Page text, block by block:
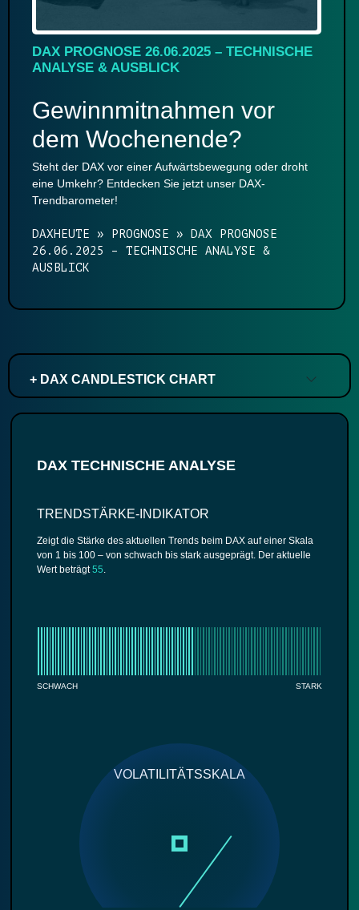
DAX PROGNOSE 26.06.2025 – TECHNISCHE
ANALYSE & AUSBLICK
Gewinnmitnahmen vor
dem Wochenende?
Steht der DAX vor einer Aufwärtsbewegung oder droht
eine Umkehr? Entdecken Sie jetzt unser DAX-
Trendbarometer!
DAXHEUTE » PROGNOSE »
DAX PROGNOSE
26.06.2025 – TECHNISCHE ANALYSE &
AUSBLICK
+ DAX CANDLESTICK CHART
DAX TECHNISCHE ANALYSE
TRENDSTÄRKE-INDIKATOR
Zeigt die Stärke des aktuellen Trends beim DAX auf einer Skala
von 1 bis 100 – von schwach bis stark ausgeprägt. Der aktuelle
Wert beträgt55.
SCHWACH STARK
VOLATILITÄTSSKALA